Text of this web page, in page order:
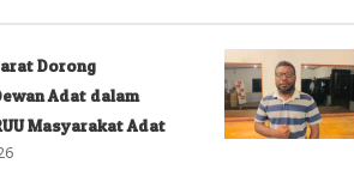
Dorong
Adat dalam
Masyarakat Adat